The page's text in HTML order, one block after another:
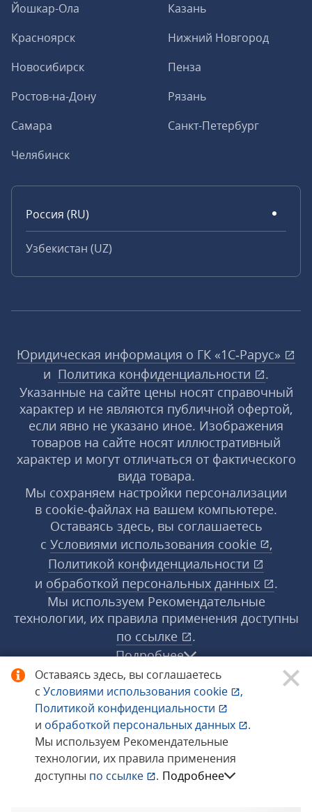
Оставаясь здесь, вы соглашаетесь
с Условиями использования cookie
,
Политикой конфиденциальности
и обработкой персональных данных
.
Мы используем Рекомендательные
технологии, их правила применения
доступны по ссылке . Подробнее
Йошкар-Ола
Казань
Красноярск
Нижний Новгород
Новосибирск
Пенза
Ростов-на-Дону
Рязань
Самара
Санкт-Петербург
Челябинск
Россия (RU)
Узбекистан (UZ)
Юридическая информация о ГК «1С‑Рарус»
и Политика конфиденциальности
.
Указанные на сайте цены носят справочный
характер и не являются публичной офертой,
если явно не указано иное. Изображения
товаров на сайте носят иллюстративный
характер и могут отличаться от фактического
вида товара.
Мы сохраняем настройки персонализации
в cookie‑файлах на вашем компьютере.
Оставаясь здесь, вы соглашаетесь
с Условиями использования cookie
,
Политикой конфиденциальности
и обработкой персональных данных
.
Мы используем Рекомендательные
технологии, их правила применения доступны
по ссылке
.
Подробнее
© 1998−2026 «1С‑Рарус» ®. Все права
защищены.
Сообщить об ошибке